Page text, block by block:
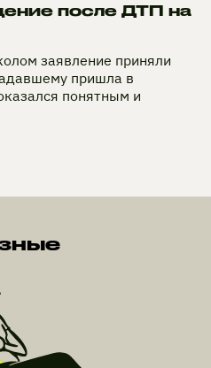
после ДТП на
заявление приняли
пришла в
понятным и